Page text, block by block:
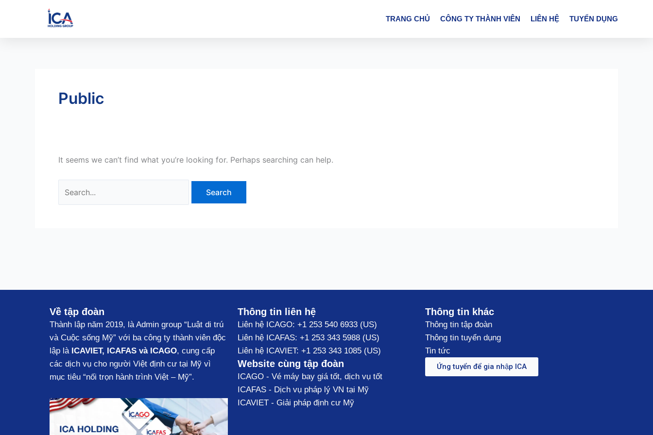
TRANG CHỦ CÔNG TY THÀNH VIÊN LIÊN HỆ TUYỂN DỤNG
Public
It seems we can’t find what you’re looking for. Perhaps searching can help.
for:
Về tập đoàn
Thành lập năm 2019, là Admin group “Luật di trú
và Cuộc sống Mỹ” với ba công ty thành viên độc
lập là ICAVIET, ICAFAS và ICAGO, cung cấp
các dịch vụ cho người Việt định cư tại Mỹ vì
mục tiêu “nối trọn hành trình Việt – Mỹ”.
Thông tin liên hệ
Liên hệ ICAGO: +1 253 540 6933 (US)
Liên hệ ICAFAS: +1 253 343 5988 (US)
Liên hệ ICAVIET: +1 253 343 1085 (US)
Website cùng tập đoàn
ICAGO - Vé máy bay giá tốt, dịch vụ tốt
ICAFAS - Dịch vụ pháp lý VN tại Mỹ
ICAVIET - Giải pháp định cư Mỹ
Thông tin khác
Thông tin tập đoàn
Thông tin tuyển dụng
Tin tức
Ứng tuyển để gia nhập ICA